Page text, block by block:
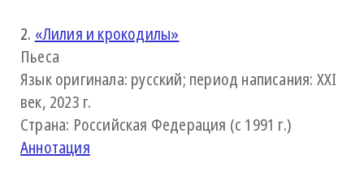
2. «Лилия и крокодилы»
Пьеса
Язык оригинала: русский; период написания: XXI
век, 2023 г.
Страна: Российская Федерация (с 1991 г.)
Аннотация